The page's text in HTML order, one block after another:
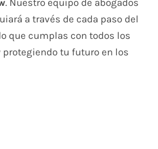
a través de cada paso del
que cumplas con todos los
tu futuro en los